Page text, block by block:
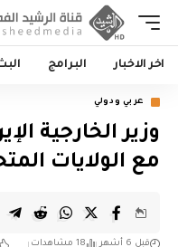
اخر الاخبار البرامج
عربي ودولي
وزير الخارجية
مع الولايات
قبل 6 أشهر 18 مشاهدات